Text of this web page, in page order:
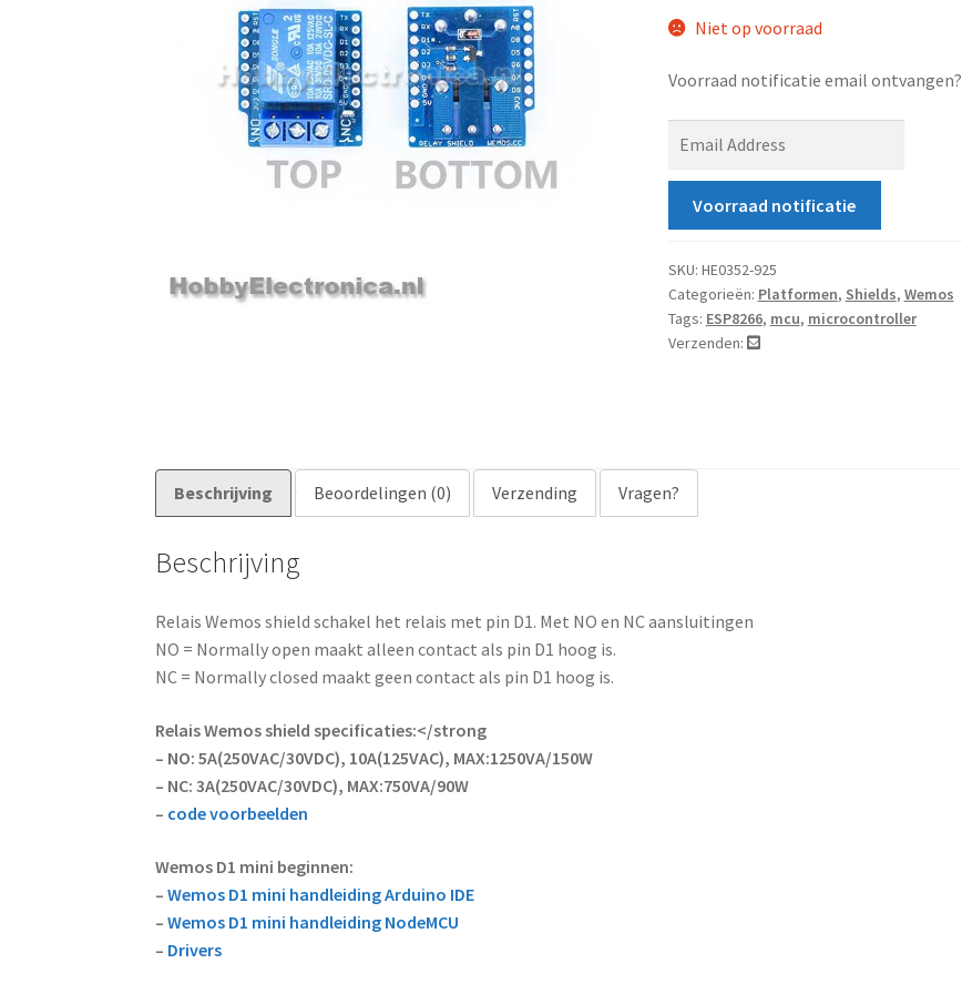
Niet op voorraad
Voorraad notificatie email ontvangen?
t
y
o
u
r
i
l
a
e
Voorraad notificatie
SKU: HE0352-925
Categorieën: Platformen, Shields, Wemos
Tags: ESP8266, mcu, microcontroller
Verzenden:
Beschrijving Beoordelingen (0) Verzending Vragen?
Beschrijving
Relais Wemos shield schakel het relais met pin D1. Met NO en NC aansluitingen
NO = Normally open maakt alleen contact als pin D1 hoog is.
NC = Normally closed maakt geen contact als pin D1 hoog is.
Relais Wemos shield specificaties:</strong
– NO: 5A(250VAC/30VDC), 10A(125VAC), MAX:1250VA/150W
– NC: 3A(250VAC/30VDC), MAX:750VA/90W
– code voorbeelden
Wemos D1 mini beginnen:
–Wemos D1 mini handleiding Arduino IDE
–Wemos D1 mini handleiding NodeMCU
– Drivers